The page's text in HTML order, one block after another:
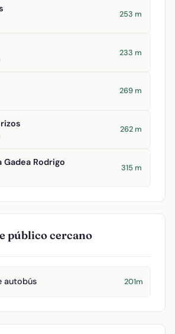
253 m
233 m
269 m
262 m
Gadea Rodrigo
315 m
público cercano
autobús 201m